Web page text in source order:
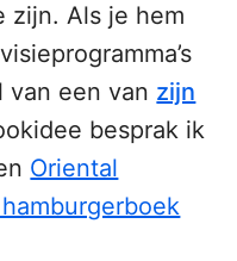
zijn. Als je hem
van een van zijn
besprak ik
Oriental